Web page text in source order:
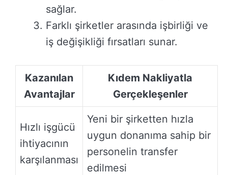
sağlar.
Farklı şirketler arasında işbirliği ve
iş değişikliği fırsatları sunar.
Kazanılan
Avantajlar
Kıdem Nakliyatla
Gerçekleşenler
Hızlı işgücü
ihtiyacının
karşılanması
Yeni bir şirketten hızla
uygun donanıma sahip bir
personelin transfer
edilmesi